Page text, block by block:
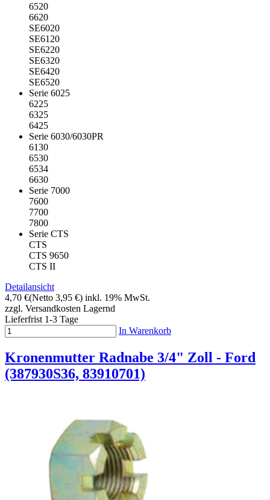
6520
6620
SE6020
SE6120
SE6220
SE6320
SE6420
SE6520
Serie 6025
6225
6325
6425
Serie 6030/6030PR
6130
6530
6534
6630
Serie 7000
7600
7700
7800
Serie CTS
CTS
CTS 9650
CTS II
Detailansicht
4,70 €(Netto 3,95 €) inkl. 19% MwSt.
zzgl. Versandkosten Lagernd
Lieferfrist 1-3 Tage
In Warenkorb
Kronenmutter Radnabe 3/4" Zoll - Ford
(387930S36, 83910701)